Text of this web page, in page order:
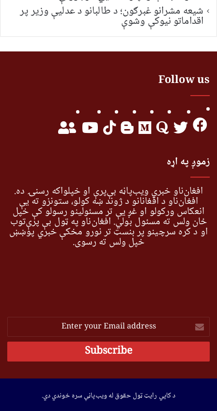
شیعه مشرانو غبرګون؛ د طالبانو د عدلیې وزیر پر
اقداماتو نیوکې وشوې
Follow us
زموږ په اړه
افغان‌ناو خبري ویب‌پاڼه بې‌پرې او خپلواکه رسنۍ ده.
افغان‌ناو د افغانانو د ژوند ښه کولو، ستونزو ته یې
انعکاس ورکولو او غږ یې تر مسئولینو رسولو کې خپل
ځان ولس ته مسئول بولي. افغان‌ناو په ټول بې پرې‌توب
او د کره سرچینو پر بنسټ تر نورو مخکې خبري پوښښ
خپل ولس ته رسوي.
Enter
your
Email
د کاپي رایټ ټول حقوق له ویب‌پاڼې سره خوندي دي.